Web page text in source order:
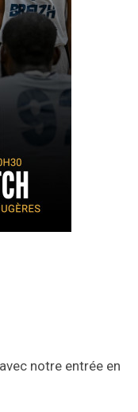
notre entrée en